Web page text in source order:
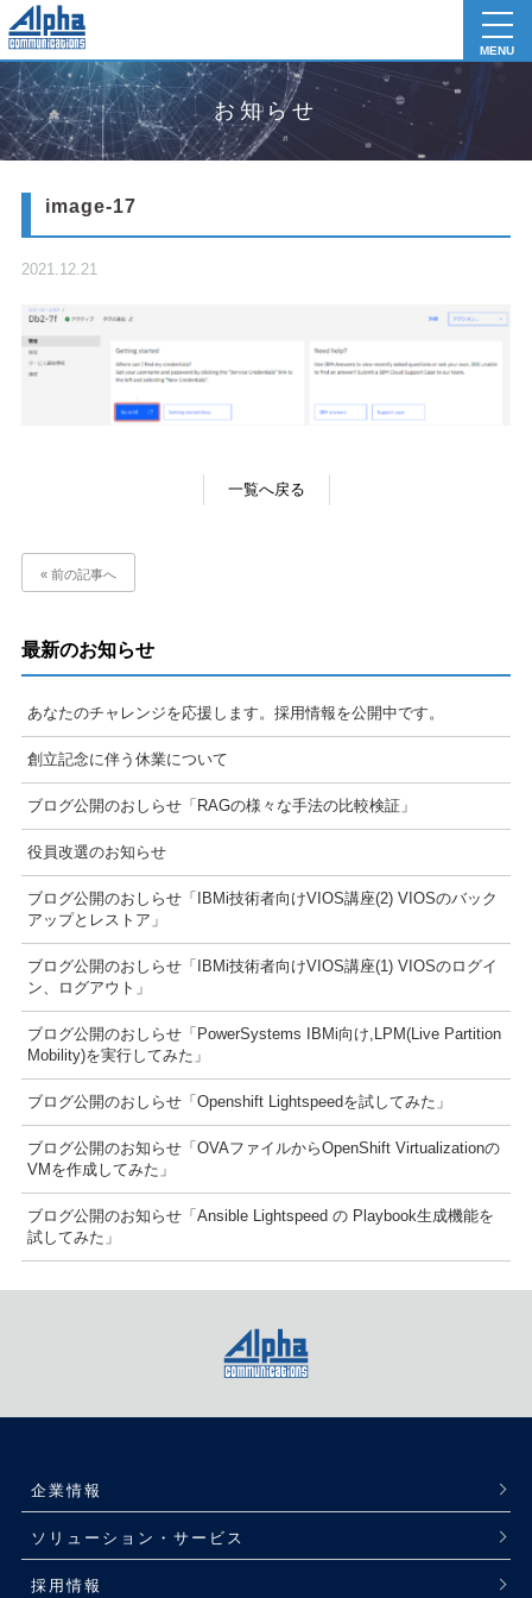
MENU
お知らせ
image-17
2021.12.21
一覧へ戻る
« 前の記事へ
最新のお知らせ
あなたのチャレンジを応援します。採用情報を公開中です。
創立記念に伴う休業について
ブログ公開のおしらせ「RAGの様々な手法の比較検証」
役員改選のお知らせ
ブログ公開のおしらせ「IBMi技術者向けVIOS講座(2) VIOSのバック
アップとレストア」
ブログ公開のおしらせ「IBMi技術者向けVIOS講座(1) VIOSのログイ
ン、ログアウト」
ブログ公開のおしらせ「PowerSystems IBMi向け,LPM(Live Partition
Mobility)を実行してみた」
ブログ公開のおしらせ「Openshift Lightspeedを試してみた」
ブログ公開のお知らせ「OVAファイルからOpenShift Virtualizationの
VMを作成してみた」
ブログ公開のお知らせ「Ansible Lightspeed の Playbook生成機能を
試してみた」
企業情報
ソリューション・サービス
採用情報